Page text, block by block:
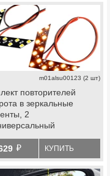
m01alsu00123 (2 шт)
повторителей
в зеркальные
2
й КУПИТЬ